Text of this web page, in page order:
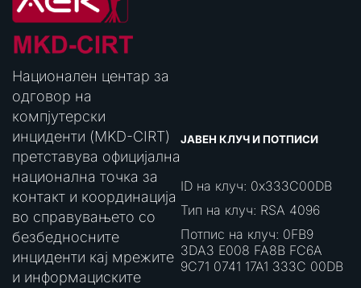
Национален центар за
одговор на
компјутерски
инциденти (MKD-CIRT)
претставува официјална
национална точка за
контакт и координација
во справувањето со
безбедносните
инциденти кај мрежите
и информациските
ЈАВЕН КЛУЧ И ПОТПИСИ
ID на клуч: 0x333C00DB
Тип на клуч: RSA 4096
Потпис на клуч: 0FB9
3DA3 E008 FA8B FC6A
9C71 0741 17A1 333C 00DB